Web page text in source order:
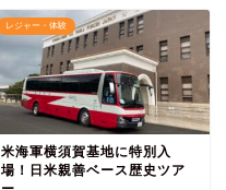
レジャー・体験
米海軍横須賀基地に特別入
場！日米親善ベース歴史ツア